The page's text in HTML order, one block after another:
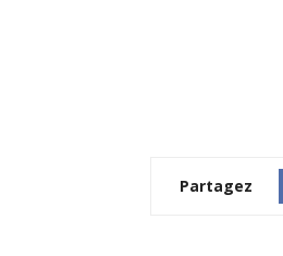
Partagez